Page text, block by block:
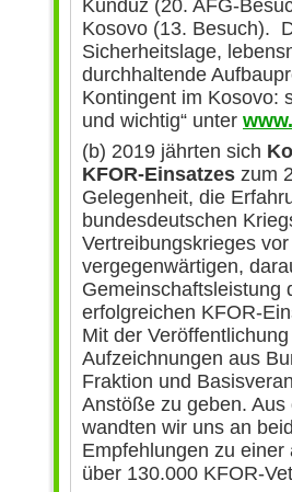
Kunduz (20. AFG-
Kosovo (13. Besuch).
Sicherheitslage,
durchhaltende
Kontingent im Kosovo:
und wichtig“ unter
(b) 2019 jährten sich
KFOR-Einsatzes zum
Gelegenheit, die
bundesdeutschen
Vertreibungskrieges
vergegenwärtigen,
Gemeinschaftsleistung
erfolgreichen KFOR-
Mit der
Aufzeichnungen aus
Fraktion und
Anstöße zu geben.
wandten wir uns an
Empfehlungen zu
über 130.000 KFOR-